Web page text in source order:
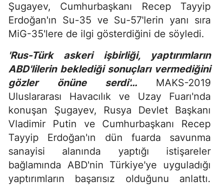
Şugayev, Cumhurbaşkanı Recep Tayyip
Erdoğan'ın Su-35 ve Su-57'lerin yanı sıra
MiG-35'lere de ilgi gösterdiğini de söyledi.
'Rus-Türk askeri işbirliği, yaptırımların
ABD'lilerin beklediği sonuçları vermediğini
gözler önüne serdi'… MAKS-2019
Uluslararası Havacılık ve Uzay Fuarı'nda
konuşan Şugayev, Rusya Devlet Başkanı
Vladimir Putin ve Cumhurbaşkanı Recep
Tayyip Erdoğan'ın dün fuarda savunma
sanayisi alanında yaptığı istişareler
bağlamında ABD'nin Türkiye'ye uyguladığı
yaptırımların başarısız olduğunu anlattı.